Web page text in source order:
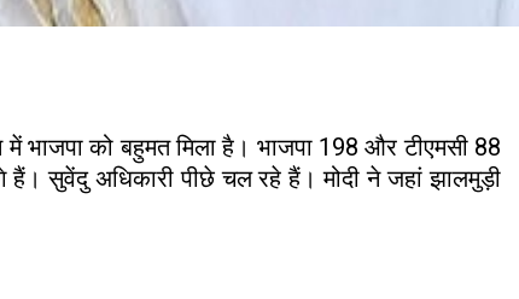
भाजपा को बहुमत मिला है। भाजपा 198 और टीएमसी 88
सुवेंदु अधिकारी पीछे चल रहे हैं। मोदी ने जहां झालमुड़ी